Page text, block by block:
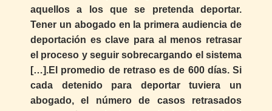
aquellos a los que se pretenda deportar.
Tener un abogado en la primera audiencia de
deportación es clave para al menos retrasar
el proceso y seguir sobrecargando el sistema
[…].El promedio de retraso es de 600 días. Si
cada detenido para deportar tuviera un
abogado, el número de casos retrasados